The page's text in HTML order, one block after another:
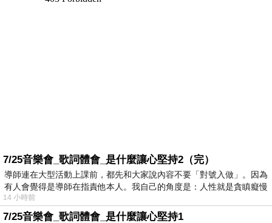
7/25音樂會_歌詞體會_是什麼讓心堅持2（完）
導師連在大型活動上課前，都先和大家說內容不要「對號入做」。因為
有人會覺得是導師在指責他本人。我自己的角度是：人性就是貪瞋癡慢
14 小時前
7/25音樂會_歌詞體會_是什麼讓心堅持1